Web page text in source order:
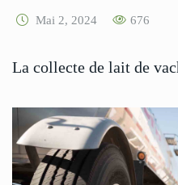
Mai 2, 2024 676
La collecte de lait de